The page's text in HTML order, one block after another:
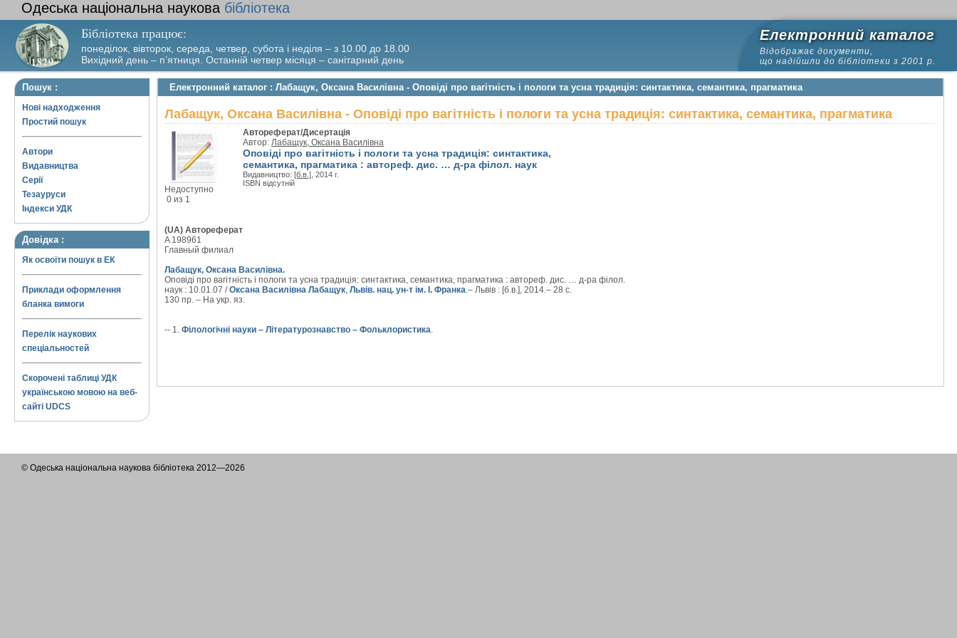
Одеська національна наукова бібліотека
Бібліотека працює:
понеділок, вівторок, середа, четвер, субота і неділя – з 10.00 до 18.00
Вихідний день – п’ятниця. Останній четвер місяця – санітарний день
Електронний каталог
Відображає документи,
що надійшли до бібліотеки з 2001 р.
Пошук :
Нові надходження
Простий пошук
Автори
Видавництва
Серії
Тезауруси
Індекси УДК
Довідка :
Як освоїти пошук в ЕК
Приклади оформлення
бланка вимоги
Перелік наукових
спеціальностей
Скорочені таблиці УДК
українською мовою на веб-
сайті UDCS
Електронний каталог : Лабащук, Оксана Василівна - Оповіді про вагітність і пологи та усна традиція: синтактика, семантика, прагматика
Лабащук, Оксана Василівна - Оповіді про вагітність і пологи та усна традиція: синтактика, семантика, прагматика
Недоступно
0 из 1
Автореферат/Дисертація
Автор: Лабащук, Оксана Василівна
Оповіді про вагітність і пологи та усна традиція: синтактика,
семантика, прагматика : автореф. дис. … д-ра філол. наук
Видавництво: [б.в.] , 2014 г.
ISBN відсутній
(UA) Автореферат
A 198961
Главный филиал
Лабащук, Оксана Василівна.
Оповіді про вагітність і пологи та усна традиція: синтактика, семантика, прагматика : автореф. дис. … д-ра філол.
наук : 10.01.07 /Оксана Василівна Лабащук, Львів. нац. ун-т ім. І. Франка.– Львів : [б.в.], 2014.– 28 с.
130 пр. – На укр. яз.
-- 1. Філологічні науки – Літературознавство – Фольклористика.
© Одеська національна наукова бібліотека 2012—2026